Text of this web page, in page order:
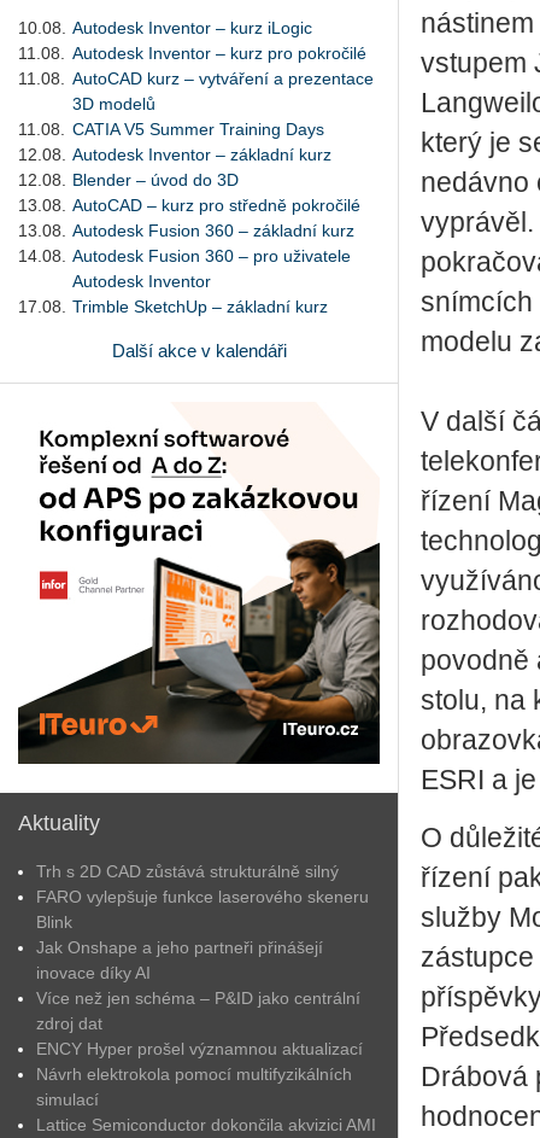
10.08.
Autodesk Inventor – kurz iLogic
11.08.
Autodesk Inventor – kurz pro pokročilé
11.08.
AutoCAD kurz – vytváření a prezentace
3D modelů
11.08.
CATIA V5 Summer Training Days
12.08.
Autodesk Inventor – základní kurz
12.08.
Blender – úvod do 3D
13.08.
AutoCAD – kurz pro středně pokročilé
13.08.
Autodesk Fusion 360 – základní kurz
14.08.
Autodesk Fusion 360 – pro uživatele
Autodesk Inventor
17.08.
Trimble SketchUp – základní kurz
Další akce v kalendáři
Aktuality
Trh s 2D CAD zůstává strukturálně silný
FARO vylepšuje funkce laserového skeneru
Blink
Jak Onshape a jeho partneři přinášejí
inovace díky AI
Více než jen schéma – P&ID jako centrální
zdroj dat
ENCY Hyper prošel významnou aktualizací
Návrh elektrokola pomocí multifyzikálních
simulací
Lattice Semiconductor dokončila akvizici AMI
vstupem
který je
nedávno
snímcích
modelu
V další
řízení
povodně
stolu, na
ESRI a
O
řízení
služby
Drábová